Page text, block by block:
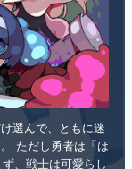
選んで、ともに迷
ただし勇者は「は
、戦士は可愛らし